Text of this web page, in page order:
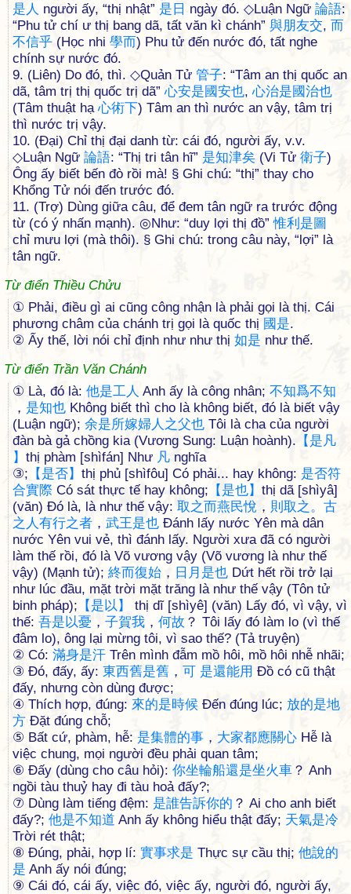
是人 người ấy, “thị nhật” 是 日 ngày đó. ◇Luận Ngữ 論語:
“Phu tử chí ư thị bang dã, tất văn kì chánh” 與朋友交, 而
不信乎 (Học nhi 學而) Phu tử đến nước đó, tất nghe
chính sự nước đó.
9. (Liên) Do đó, thì. ◇Quản Tử 管子: “Tâm an thị quốc an
dã, tâm trị thị quốc trị dã”心安是國安也,心治是國治也
(Tâm thuật hạ心術下) Tâm an thì nước an vậy, tâm trị
thì nước trị vậy.
10. (Đại) Chỉ thị đại danh từ: cái đó, người ấy, v.v.
◇Luận Ngữ 論語: “Thị tri tân hĩ” 是知津矣 (Vi Tử 衛子)
Ông ấy biết bến đò rồi mà! § Ghi chú: “thị” thay cho
Khổng Tử nói đến trước đó.
11. (Trợ) Dùng giữa câu, để đem tân ngữ ra trước động
từ (có ý nhấn mạnh). ◎Như: “duy lợi thị đồ”惟利 是圖
chỉ mưu lợi (mà thôi). § Ghi chú: trong câu này, “lợi” là
tân ngữ.
Từ điển Thiều Chửu
① Phải, điều gì ai cũng công nhận là phải gọi là thị. Cái
phương châm của chánh trị gọi là quốc thị 國是.
② Ấy thế, lời nói chỉ định như như thị 如是 như thế.
Từ điển Trần Văn Chánh
① Là, đó là: 他是工人 Anh ấy là công nhân; 不知爲不知
， 是知也 Không biết thì cho là không biết, đó là biết vậy
(Luận ngữ); 余是所嫁婦人 之父也 Tôi là cha của người
đàn bà gả chồng kia (Vương Sung: Luận hoành). 【 是凡
】 thị phàm [shìfán] Như 凡 nghĩa
③; 【 是否】 thị phủ [shìfôu] Có phải... hay không: 是否符
合實際 Có sát thực tế hay không; 【 是也】 thị dã [shìyâ]
(văn) Đó là, là như thế vậy: 取之而燕民悅 ， 則 取之。 古
之 人有行之者 ， 武王是也 Đánh lấy nước Yên mà dân
nước Yên vui vẻ, thì đánh lấy. Người xưa đã có người
làm thế rồi, đó là Võ vương vậy (Võ vương là như thế
vậy) (Mạnh tử); 終而復始 ， 日 月 是也 Dứt hết rồi trở lại
như lúc đầu, mặt trời mặt trăng là như thế vậy (Tôn tử
binh pháp); 【 是以 】
thị dĩ [shìyê] (văn) Lấy đó, vì vậy, vì
thế: 吾是以憂 ， 子賀我 ， 何故 ？ Tôi lấy đó làm lo (vì thế
đâm lo), ông lại mừng tôi, vì sao thế? (Tả truyện)
② Có: 滿身是汗 Trên mình đẫm mồ hôi, mồ hôi nhễ nhãi;
③ Đó, đấy, ấy: 東西舊是舊 ， 可 是還能用 Đồ có cũ thật
đấy, nhưng còn dùng được;
④ Thích hợp, đúng: 來的是時候 Đến đúng lúc; 放的是地
方 Đặt đúng chỗ;
⑤ Bất cứ, phàm, hễ: 是集體的事 ， 大家都應關心 Hễ là
việc chung, mọi người đều phải quan tâm;
⑥ Đấy (dùng cho câu hỏi): 你坐輪船還是坐火車 ？ Anh
ngồi tàu thuỷ hay đi tàu hoả đấy?;
⑦ Dùng làm tiếng đệm: 是誰告訴你的 ？ Ai cho anh biết
đấy?; 他是不知道 Anh ấy không hiểu thật đấy; 天氣是冷
Trời rét thật;
⑧ Đúng, phải, hợp lí: 實事求是 Thực sự cầu thị; 他說的
是 Anh ấy nói đúng;
⑨ Cái đó, cái ấy, việc đó, việc ấy, người đó, người ấy,